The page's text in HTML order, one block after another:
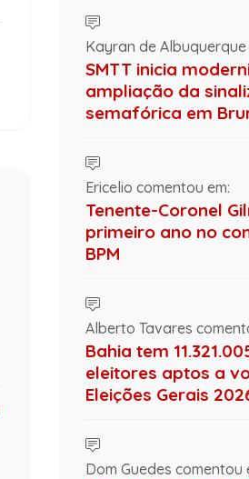
Kayran de Albuquerque
SMTT inicia
ampliação da
semafórica em
Ericelio comentou em:
Tenente-Coronel
primeiro ano no
BPM
Alberto Tavares
Bahia tem
eleitores aptos a
Eleições Gerais
Dom Guedes comentou